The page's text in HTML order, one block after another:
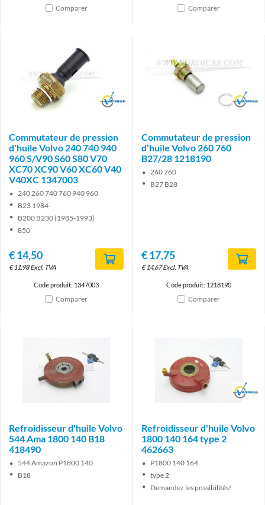
Comparer Comparer
Brand
Commutateur de pression
d'huile Volvo 240 740 940
960 S/V90 S60 S80 V70
XC70 XC90 V60 XC60 V40
V40XC 1347003
240 260 740 760 940 960
B23 1984-
B200 B230 (1985-1993)
850
€14,50
€11,98 Excl. TVA
Code produit: 1347003
Comparer
Brand
Commutateur de pression
d'huile Volvo 260 760
B27/28 1218190
260 760
B27 B28
€17,75
€14,67 Excl. TVA
Code produit: 1218190
Comparer
Refroidisseur d'huile Volvo
544 Ama 1800 140 B18
418490
544 Amazon P1800 140
B18
Brand
Refroidisseur d'huile Volvo
1800 140 164 type 2
462663
P1800 140 164
type 2
Demandez les possibilités!